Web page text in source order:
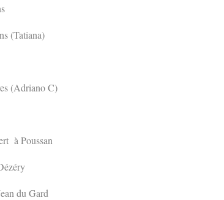
(Tatiana)
(Adriano C)
à Poussan
du Gard